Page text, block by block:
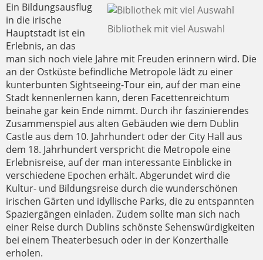
Bibliothek mit viel Auswahl
Ein Bildungsausflug
in die irische
Hauptstadt ist ein
Erlebnis, an das
man sich noch viele Jahre mit Freuden erinnern wird. Die
an der Ostküste befindliche Metropole lädt zu einer
kunterbunten Sightseeing-Tour ein, auf der man eine
Stadt kennenlernen kann, deren Facettenreichtum
beinahe gar kein Ende nimmt. Durch ihr faszinierendes
Zusammenspiel aus alten Gebäuden wie dem Dublin
Castle aus dem 10. Jahrhundert oder der City Hall aus
dem 18. Jahrhundert verspricht die Metropole eine
Erlebnisreise, auf der man interessante Einblicke in
verschiedene Epochen erhält. Abgerundet wird die
Kultur- und Bildungsreise durch die wunderschönen
irischen Gärten und idyllische Parks, die zu entspannten
Spaziergängen einladen. Zudem sollte man sich nach
einer Reise durch Dublins schönste Sehenswürdigkeiten
bei einem Theaterbesuch oder in der Konzerthalle
erholen.